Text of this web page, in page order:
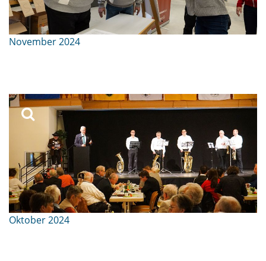
November 2024
Oktober 2024